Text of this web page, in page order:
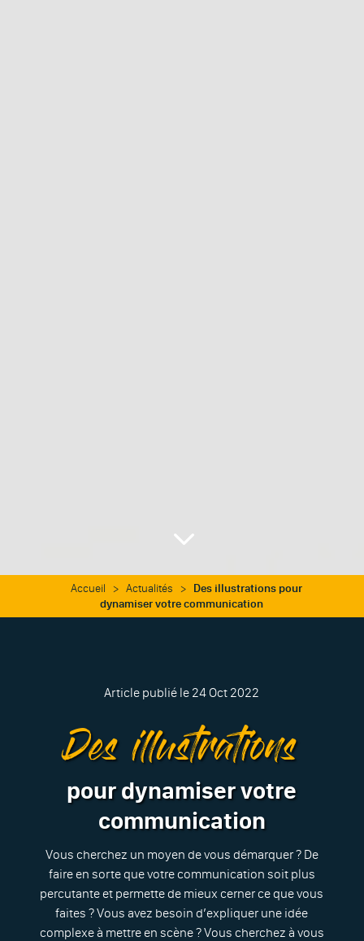
3
Accueil > Actualités >
Des illustrations pour
dynamiser votre communication
Article publié le 24 Oct 2022
Des illustrations
pour dynamiser votre
communication
Vous cherchez un moyen de vous démarquer ? De
faire en sorte que votre communication soit plus
percutante et permette de mieux cerner ce que vous
faites ? Vous avez besoin d’expliquer une idée
complexe à mettre en scène ? Vous cherchez à vous